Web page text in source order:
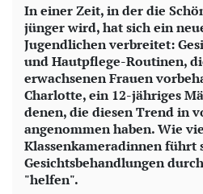
In einer Zeit, in der die
jünger wird, hat sich ein
Jugendlichen verbreitet:
und Hautpflege-Routinen,
erwachsenen Frauen
Charlotte, ein 12-jähriges
denen, die diesen Trend in
angenommen haben. Wie
Klassenkameradinnen führt
Gesichtsbehandlungen
"helfen".